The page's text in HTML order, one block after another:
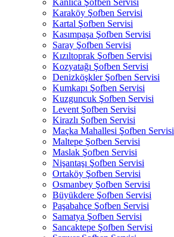
Kanlıca Şofben Servisi
Karaköy Şofben Servisi
Kartal Şofben Servisi
Kasımpaşa Şofben Servisi
Saray Şofben Servisi
Kızıltoprak Şofben Servisi
Kozyatağı Şofben Servisi
Denizköşkler Şofben Servisi
Kumkapı Şofben Servisi
Kuzguncuk Şofben Servisi
Levent Şofben Servisi
Kirazlı Şofben Servisi
Maçka Mahallesi Şofben Servisi
Maltepe Şofben Servisi
Maslak Şofben Servisi
Nişantaşı Şofben Servisi
Ortaköy Şofben Servisi
Osmanbey Şofben Servisi
Büyükdere Şofben Servisi
Paşabahçe Şofben Servisi
Samatya Şofben Servisi
Sancaktepe Şofben Servisi